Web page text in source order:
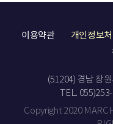
이용약관 개인정보
(51204) 경남 창
TEL.
Copyright 2020